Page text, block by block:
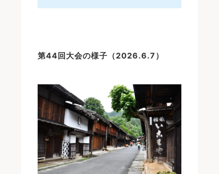
第44回大会の様子（2026.6.7）